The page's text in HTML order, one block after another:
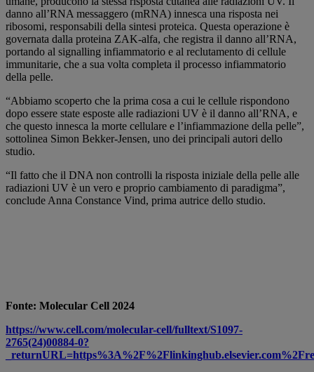
danno all’RNA messaggero (mRNA) innesca una risposta nei
ribosomi, responsabili della sintesi proteica. Questa operazione è
governata dalla proteina ZAK-alfa, che registra il danno all’RNA,
portando al signalling infiammatorio e al reclutamento di cellule
immunitarie, che a sua volta completa il processo infiammatorio
della pelle.
“Abbiamo scoperto che la prima cosa a cui le cellule rispondono
dopo essere state esposte alle radiazioni UV è il danno all’RNA, e
che questo innesca la morte cellulare e l’infiammazione della pelle”,
sottolinea Simon Bekker-Jensen, uno dei principali autori dello
studio.
“Il fatto che il DNA non controlli la risposta iniziale della pelle alle
radiazioni UV è un vero e proprio cambiamento di paradigma”,
conclude Anna Constance Vind, prima autrice dello studio.
Fonte: Molecular Cell 2024
https://www.cell.com/molecular-cell/fulltext/S1097-
2765(24)00884-0?